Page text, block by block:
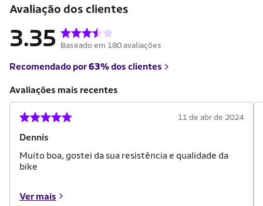
Avaliação dos clientes
3.35 Baseado em 180 avaliações
Recomendado por63%dos clientes
Avaliações mais recentes
Dennis
11 de abr de 2024
Muito boa, gostei da sua resistência e qualidade da
bike
Ver mais